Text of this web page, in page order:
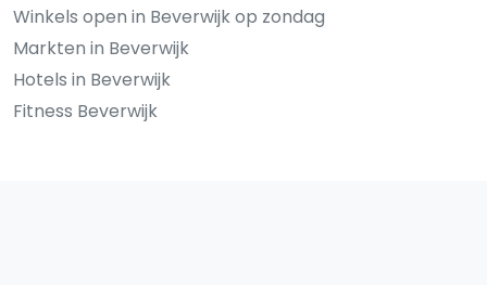
Winkels open in Beverwijk op zondag
Markten in Beverwijk
Hotels in Beverwijk
Fitness Beverwijk